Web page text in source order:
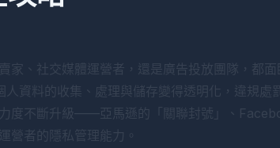
家、社交媒體運營者，還是廣告投放團隊，都面
資料的收集、處理與儲存變得透明化，違規處
度不斷升級——亞馬遜的「關聯封號」、
營者的隱私管理能力。